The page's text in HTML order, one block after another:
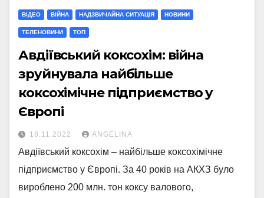
ВІДЕО ВІЙНА НАДЗВИЧАЙНА СИТУАЦІЯ НОВИНИ
ТЕЛЕНОВИНИ ТОП
Авдіївський коксохім: війна
зруйнувала найбільше
коксохімічне підприємство у
Європі
18.11.2022 ANGELINA
Авдіївський коксохім – найбільше коксохімічне
підприємство у Європі. За 40 років на АКХЗ було
вироблено 200 млн. тон коксу валового,